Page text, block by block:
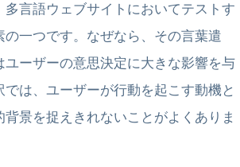
言語ウェブサイトにおいてテストす
一つです。なぜなら、その言葉遣
ユーザーの意思決定に大きな影響を与
では、ユーザーが行動を起こす動機と
景を捉えきれないことがよくありま